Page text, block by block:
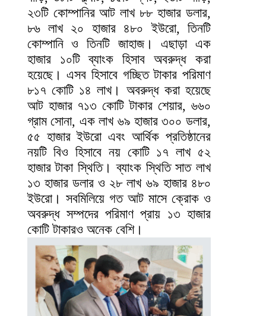
২৩টি কোম্পানির আট লাখ ৮৮ হাজার ডলার,
৮৬ লাখ ২০ হাজার ৪৮০ ইউরো, তিনটি
কোম্পানি ও তিনটি জাহাজ। এছাড়া এক
হাজার ১০টি ব্যাংক হিসাব অবরুদ্ধ করা
হয়েছে। এসব হিসাবে গচ্ছিত টাকার পরিমাণ
৮১৭ কোটি ১৪ লাখ। অবরুদ্ধ করা হয়েছে
আট হাজার ৭১৩ কোটি টাকার শেয়ার, ৬৬০
গ্রাম সোনা, এক লাখ ৬৯ হাজার ৩০০ ডলার,
৫৫ হাজার ইউরো এবং আর্থিক প্রতিষ্ঠানের
নয়টি বিও হিসাবে নয় কোটি ১৭ লাখ ৫২
হাজার টাকা স্থিতি। ব্যাংক স্থিতি সাত লাখ
১৩ হাজার ডলার ও ২৮ লাখ ৬৯ হাজার ৪৮০
ইউরো। সবমিলিয়ে গত আট মাসে ক্রোক ও
অবরুদ্ধ সম্পদের পরিমাণ প্রায় ১৩ হাজার
কোটি টাকারও অনেক বেশি।